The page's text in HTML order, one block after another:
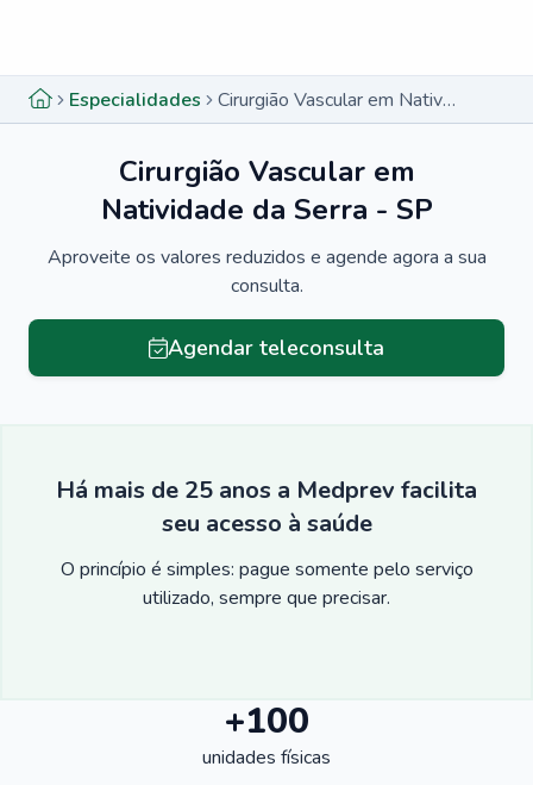
Especialidades Cirurgião Vascular em Natividade da Serra - SP
Cirurgião Vascular em
Natividade da Serra - SP
Aproveite os valores reduzidos e agende agora a sua
consulta.
Agendar teleconsulta
Há mais de 25 anos a Medprev facilita
seu acesso à saúde
O princípio é simples: pague somente pelo serviço
utilizado, sempre que precisar.
+100
unidades físicas